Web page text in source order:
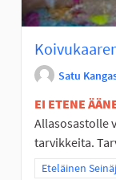
Satu
EI ETENE
Allasosastolle
tarvikkeita.
Rajaa tulokset
Eteläinen